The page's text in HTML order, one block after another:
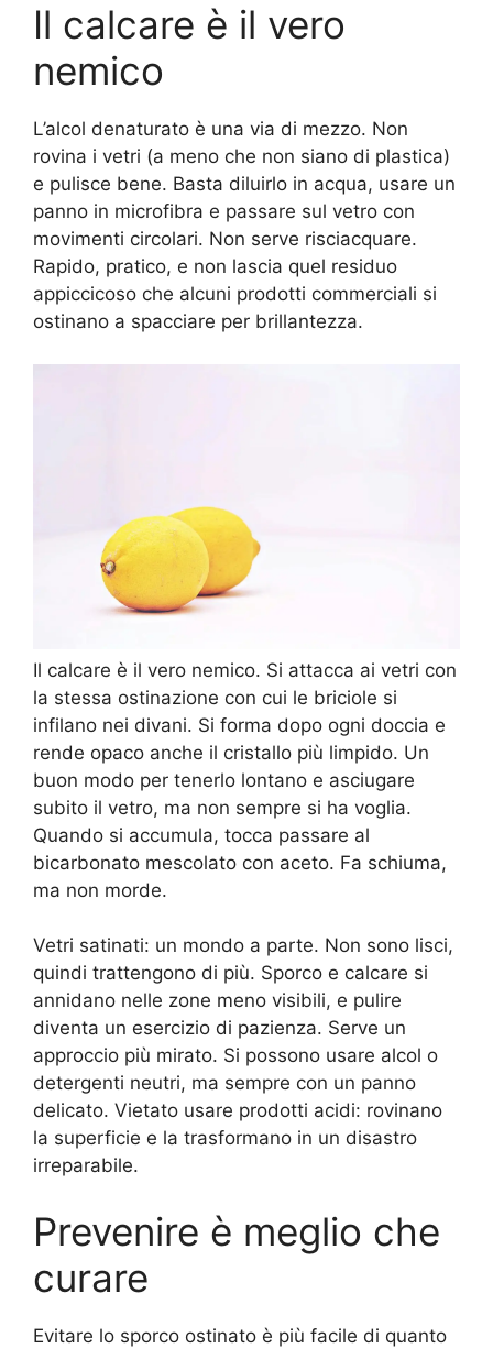
Il calcare è il vero
nemico
L’alcol denaturato è una via di mezzo. Non
rovina i vetri (a meno che non siano di plastica)
e pulisce bene. Basta diluirlo in acqua, usare un
panno in microfibra e passare sul vetro con
movimenti circolari. Non serve risciacquare.
Rapido, pratico, e non lascia quel residuo
appiccicoso che alcuni prodotti commerciali si
ostinano a spacciare per brillantezza.
Il calcare è il vero nemico. Si attacca ai vetri con
la stessa ostinazione con cui le briciole si
infilano nei divani. Si forma dopo ogni doccia e
rende opaco anche il cristallo più limpido. Un
buon modo per tenerlo lontano e asciugare
subito il vetro, ma non sempre si ha voglia.
Quando si accumula, tocca passare al
bicarbonato mescolato con aceto. Fa schiuma,
ma non morde.
Vetri satinati: un mondo a parte. Non sono lisci,
quindi trattengono di più. Sporco e calcare si
annidano nelle zone meno visibili, e pulire
diventa un esercizio di pazienza. Serve un
approccio più mirato. Si possono usare alcol o
detergenti neutri, ma sempre con un panno
delicato. Vietato usare prodotti acidi: rovinano
la superficie e la trasformano in un disastro
irreparabile.
Prevenire è meglio che
curare
Evitare lo sporco ostinato è più facile di quanto